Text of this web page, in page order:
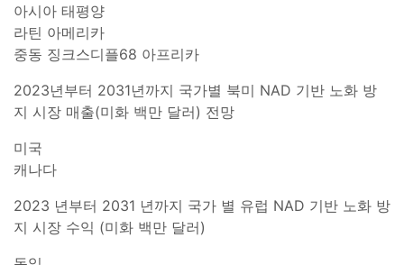
아시아 태평양
라틴 아메리카
중동 징크스디플68 아프리카
2023년부터 2031년까지 국가별 북미 NAD 기반 노화 방
지 시장 매출(미화 백만 달러) 전망
미국
캐나다
2023 년부터 2031 년까지 국가 별 유럽 NAD 기반 노화 방
지 시장 수익 (미화 백만 달러)